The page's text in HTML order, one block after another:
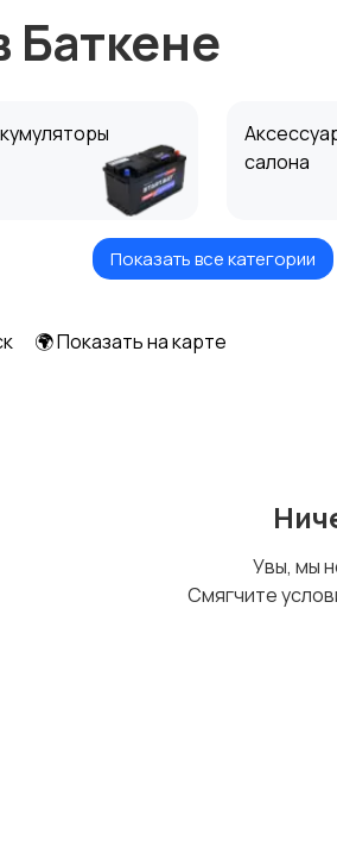
Баткене
салона
аудиосистемы
Тюнинг,
Показать все категории
🌍 Показать на карте
Увы, мы
Смягчите